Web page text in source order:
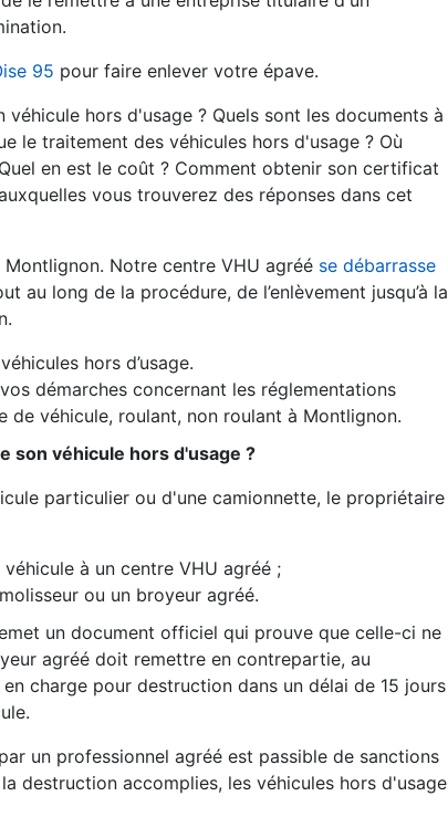
95 pour faire enlever votre épave.
hors d'usage ? Quels sont les documents à
le traitement des véhicules hors d'usage ? Où
en est le coût ? Comment obtenir son certificat
vous trouverez des réponses dans cet
Notre centre VHU agréé se débarrasse
au long de la procédure, de l’enlèvement jusqu’à la
hors d’usage.
démarches concernant les réglementations
de véhicule, roulant, non roulant à Montlignon.
son véhicule hors d'usage ?
particulier ou d'une camionnette, le propriétaire
à un centre VHU agréé ;
ou un broyeur agréé.
un document officiel qui prouve que celle-ci ne
agréé doit remettre en contrepartie, au
charge pour destruction dans un délai de 15 jours
un professionnel agréé est passible de sanctions
destruction accomplies, les véhicules hors d'usage